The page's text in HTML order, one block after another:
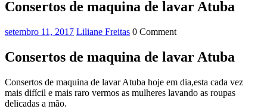
Consertos de maquina de lavar Atuba
setembro 11, 2017setembro
2017
Liliane FreitasLiliane
0 Comment
Consertos de maquina de lavar Atuba
Consertos de maquina de lavar Atuba hoje em dia,esta cada vez
mais difícil e mais raro vermos as mulheres lavando as roupas
delicadas a mão.